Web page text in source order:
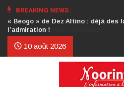
BREAKING NEWS :
Crise au CDP : l’authentification
d’honneur toujours attendue
10 août 2026